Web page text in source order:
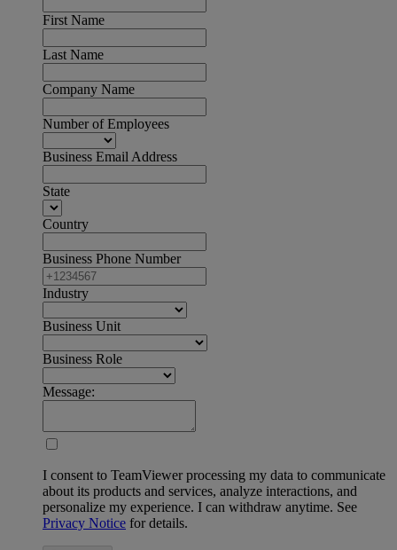
First Name
Last Name
Company Name
Number of Employees
Business Email Address
State
Country
Business Phone Number
Industry
Business Unit
Business Role
Message:
I consent to TeamViewer processing my data to communicate
about its products and services, analyze interactions, and
personalize my experience. I can withdraw anytime. See
Privacy Notice for details.